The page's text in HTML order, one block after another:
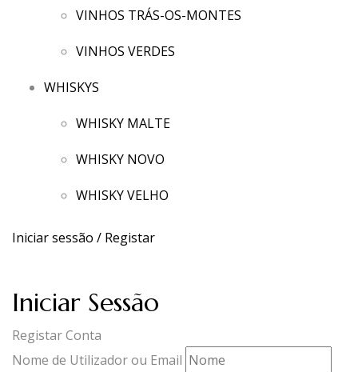
VINHOS TRÁS-OS-MONTES
VINHOS VERDES
WHISKYS
WHISKY MALTE
WHISKY NOVO
WHISKY VELHO
Iniciar sessão / Registar
Iniciar Sessão
Registar Conta
Nome de Utilizador ou Email